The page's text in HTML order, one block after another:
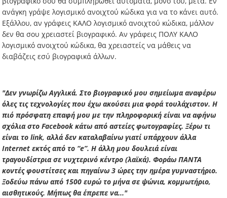
ανάγκη γράψε λογισμικό ανοιχτού κώδικα για να το κάνει αυτό.
Εξάλλου, αν γράφεις ΚΑΛΟ λογισμικό ανοιχτού κώδικα, μάλλον
δεν θα σου χρειαστεί βιογραφικό. Αν γράφεις ΠΟΛΥ ΚΑΛΟ
λογισμικό ανοιχτού κώδικα, θα χρειαστείς να μάθεις να
διαβάζεις εσύ βιογραφικά άλλων.
"Δεν γνωρίζω Αγγλικά. Στο βιογραφικό μου σημείωμα αναφέρω
όλες τις τεχνολογίες που έχω ακούσει μια φορά τουλάχιστον. Η
πιό πρόσφατη επαφή μου με την πληροφορική είναι να αφήνω
σχόλια στο Facebook κάτω από αστείες φωτογραφίες. Ξέρω τι
είναι το link, αλλά δεν καταλαβαίνω γιατί υπάρχουν άλλα
Internet εκτός από το “e”. Η άλλη μου δουλειά είναι
τραγουδίστρια σε νυχτερινό κέντρο (λαϊκά). Φοράω ΠΑΝΤΑ
κοντές φουστίτσες και πηγαίνω 3 ώρες την ημέρα γυμναστήριο.
Ξοδεύω πάνω από 1500 ευρώ το μήνα σε ψώνια, κομμωτήριο,
αισθητικούς. Μήπως θα έπρεπε να..."